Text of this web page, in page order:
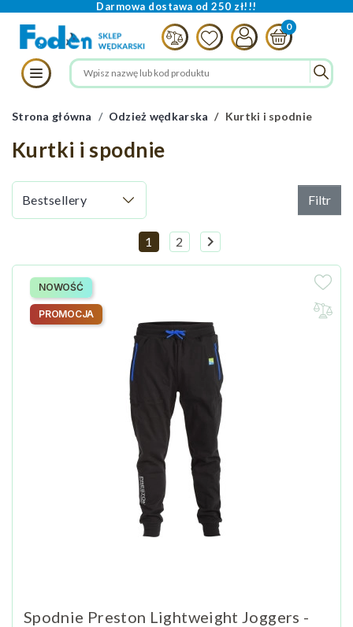
Darmowa dostawa od 250 zł!!!
Strona główna Odzież wędkarska Kurtki i spodnie
Kurtki i spodnie
Filtr
1 2
Następny

Spodnie Preston Lightweight Joggers -
NOWOŚĆ
PROMOCJA